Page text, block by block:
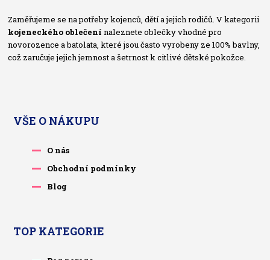
Zaměřujeme se na potřeby kojenců, dětí a jejich rodičů. V kategorii
kojeneckého oblečení naleznete oblečky vhodné pro
novorozence a batolata, které jsou často vyrobeny ze 100% bavlny,
což zaručuje jejich jemnost a šetrnost k citlivé dětské pokožce.
VŠE O NÁKUPU
O nás
Obchodní podmínky
Blog
TOP KATEGORIE